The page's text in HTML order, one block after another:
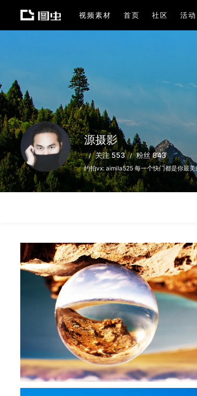
视频素材 首页 社区 活动
源摄影
关注 553 粉丝 843
约拍vx: aimila525 每一个快门都是你最美